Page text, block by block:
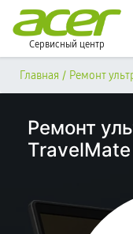
Сервисный центр
Главная / Ремонт
Ремонт